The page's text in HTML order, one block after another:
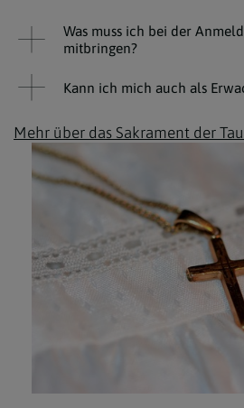
Was muss ich bei der
mitbringen?
Kann ich mich auch als
Mehr über das Sakrament der